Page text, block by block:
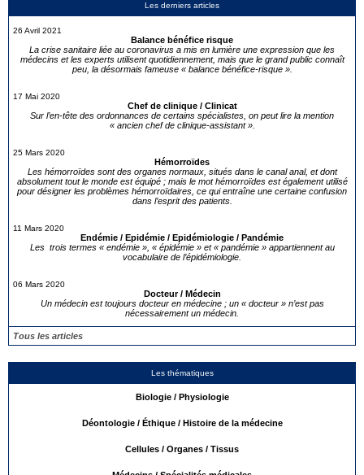
Les derniers articles
26 Avril 2021
Balance bénéfice risque
La crise sanitaire liée au coronavirus a mis en lumière une expression que les
médecins et les experts utilisent quotidiennement, mais que le grand public connaît
peu, la désormais fameuse « balance bénéfice-risque ».
17 Mai 2020
Chef de clinique / Clinicat
Sur l’en-tête des ordonnances de certains spécialistes, on peut lire la mention
« ancien chef de clinique-assistant ».
25 Mars 2020
Hémorroïdes
Les hémorroïdes sont des organes normaux, situés dans le canal anal, et dont
absolument tout le monde est équipé ; mais le mot hémorroïdes est également utilisé
pour désigner les problèmes hémorroïdaires, ce qui entraîne une certaine confusion
dans l’esprit des patients.
11 Mars 2020
Endémie / Epidémie / Epidémiologie / Pandémie
Les trois termes « endémie », « épidémie » et « pandémie » appartiennent au
vocabulaire de l’épidémiologie.
06 Mars 2020
Docteur / Médecin
Un médecin est toujours docteur en médecine ; un « docteur » n’est pas
nécessairement un médecin.
Tous les articles
Les thématiques
Biologie / Physiologie
Déontologie / Éthique / Histoire de la médecine
Cellules / Organes / Tissus